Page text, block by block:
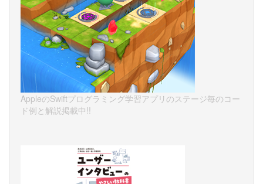
AppleのSwiftプログラミング学習アプリのステージ毎のコー
ド例と解説掲載中!!